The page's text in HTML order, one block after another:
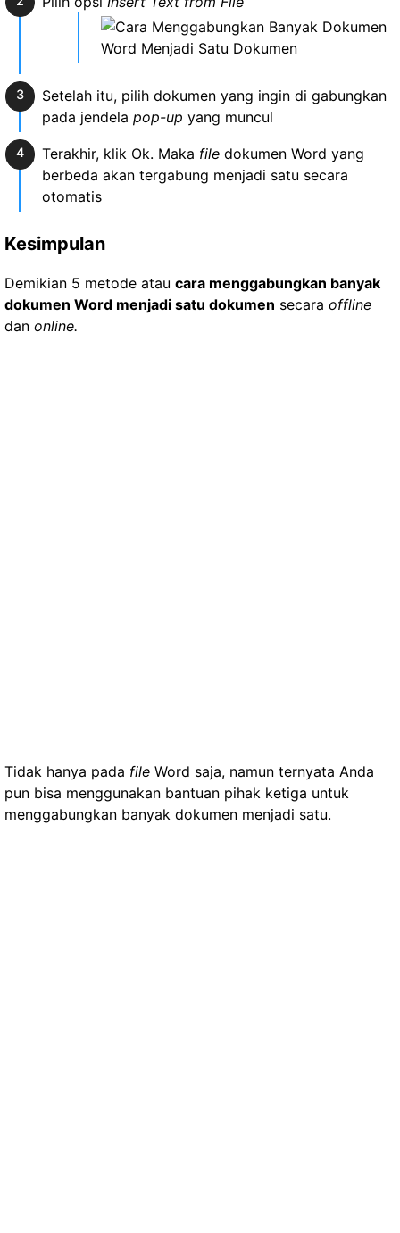
Setelah itu, pilih dokumen yang ingin di gabungkan
pada jendela pop-up yang muncul
Terakhir, klik Ok. Maka filedokumen Word yang
berbeda akan tergabung menjadi satu secara
otomatis
Kesimpulan
Demikian 5 metode atau cara menggabungkan banyak
dokumen Word menjadi satu dokumen secara offline
dan online.
Tidak hanya pada file Word saja, namun ternyata Anda
pun bisa menggunakan bantuan pihak ketiga untuk
menggabungkan banyak dokumen menjadi satu.